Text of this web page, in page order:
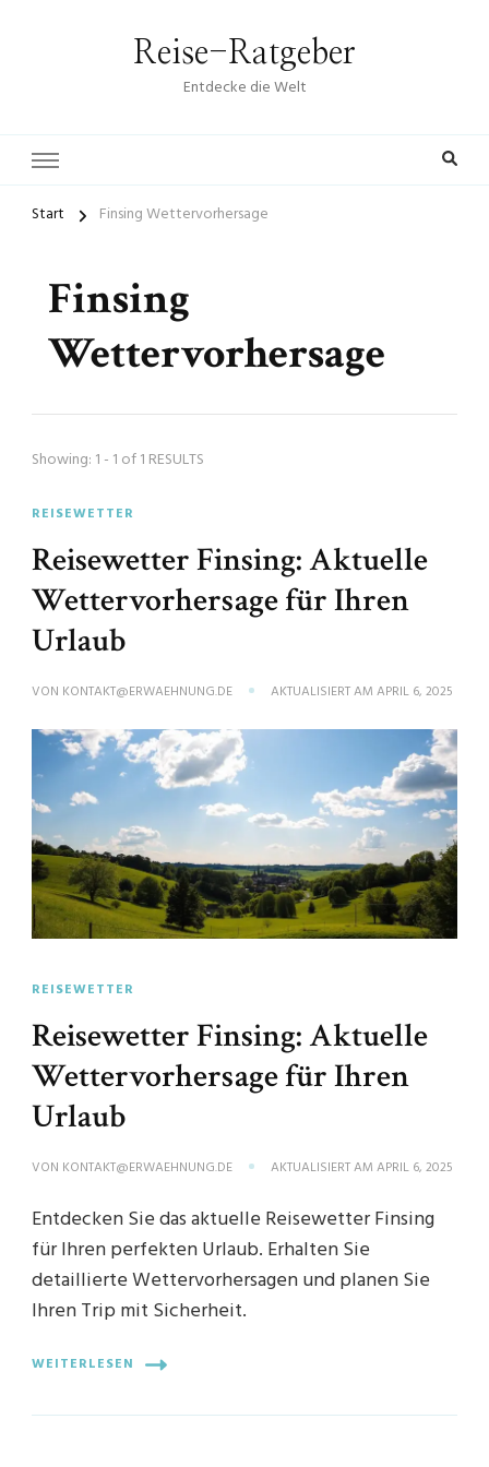
Reise-Ratgeber
Entdecke die Welt
Start Finsing Wettervorhersage
Finsing
Wettervorhersage
Showing: 1 - 1 of 1 RESULTS
REISEWETTER
Reisewetter Finsing: Aktuelle
Wettervorhersage für Ihren
Urlaub
VON KONTAKT@ERWAEHNUNG.DE AKTUALISIERT AM APRIL 6, 2025
REISEWETTER
Reisewetter Finsing: Aktuelle
Wettervorhersage für Ihren
Urlaub
VON KONTAKT@ERWAEHNUNG.DE AKTUALISIERT AM APRIL 6, 2025
Entdecken Sie das aktuelle Reisewetter Finsing
für Ihren perfekten Urlaub. Erhalten Sie
detaillierte Wettervorhersagen und planen Sie
Ihren Trip mit Sicherheit.
WEITERLESEN